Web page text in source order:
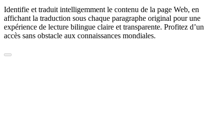
Identifie et traduit intelligemment le contenu de la page Web, en
affichant la traduction sous chaque paragraphe original pour une
expérience de lecture bilingue claire et transparente. Profitez d’un
accès sans obstacle aux connaissances mondiales.